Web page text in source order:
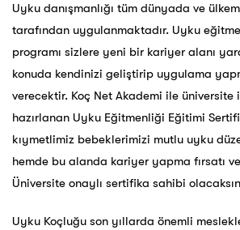
Uyku danışmanlığı tüm dünyada ve
tarafından uygulanmaktadır. Uyku
programı sizlere yeni bir kariyer alanı
konuda kendinizi geliştirip uygulama
verecektir. Koç Net Akademi ile
hazırlanan Uyku Eğitmenliği Eğitimi
kıymetlimiz bebeklerimizi mutlu uyku
hemde bu alanda kariyer yapma fırsatı
Üniversite onaylı sertifika sahibi
Uyku Koçluğu son yıllarda önemli